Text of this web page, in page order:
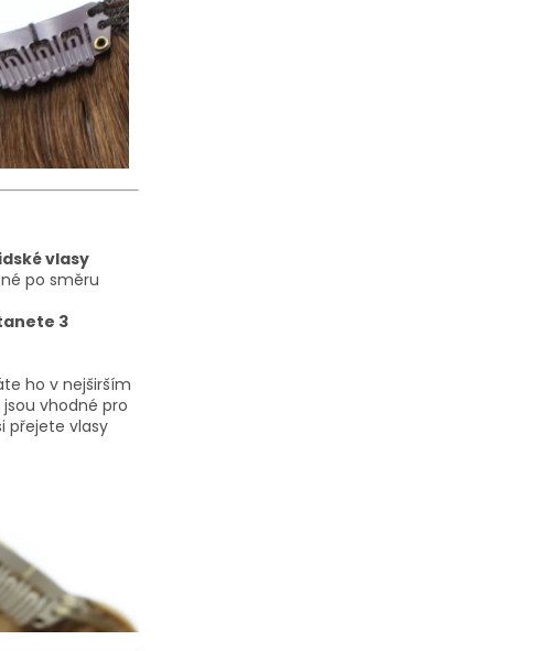
vlasy
po směru
3
ho v nejširším
vhodné pro
přejete vlasy